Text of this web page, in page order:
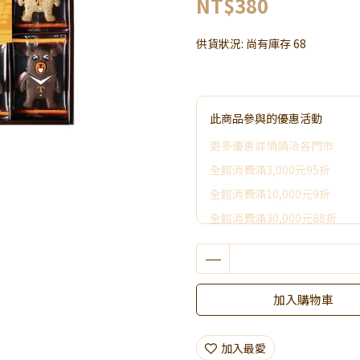
供貨狀況: 尚有庫存 68
此商品參與的優惠活動
更多優惠詳情請洽各門市
全館消費滿3,000元95折
全館消費滿10,000元9折
全館消費滿30,000元88折
全館消費滿50,000元享其它
限時活動~消費滿3000贈好禮
加入購物車
加入最愛